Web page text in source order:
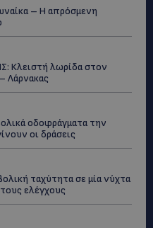
– Η απρόσμενη
Κλειστή λωρίδα στον
Λάρνακας
οδοφράγματα την
οι δράσεις
ταχύτητα σε μία νύχτα
ελέγχους